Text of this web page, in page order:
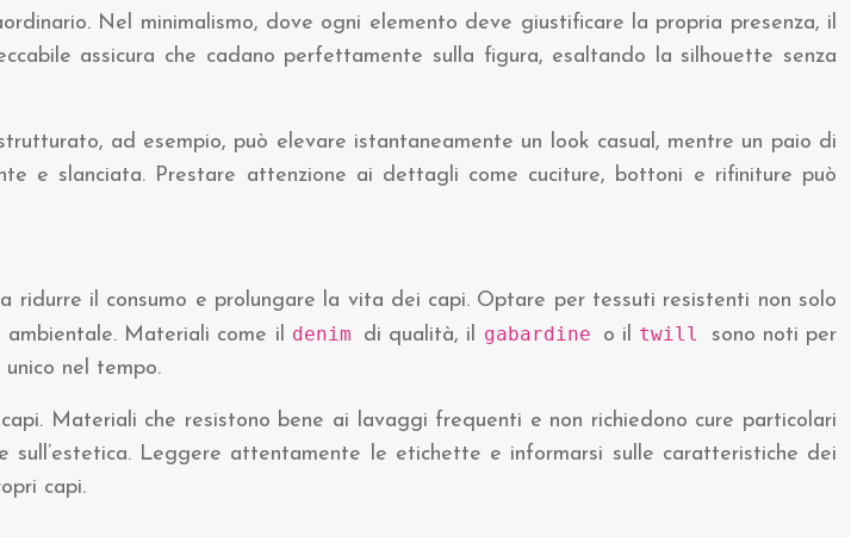
Nel minimalismo, dove ogni elemento deve giustificare la propria presenza, il
assicura che cadano perfettamente sulla figura, esaltando la silhouette senza
ad esempio, può elevare istantaneamente un look casual, mentre un paio di
e slanciata. Prestare attenzione ai dettagli come cuciture, bottoni e rifiniture può
il consumo e prolungare la vita dei capi. Optare per tessuti resistenti non solo
Materiali come il denim di qualità, il gabardine o il twill sono noti per
nel tempo.
Materiali che resistono bene ai lavaggi frequenti e non richiedono cure particolari
Leggere attentamente le etichette e informarsi sulle caratteristiche dei
capi.